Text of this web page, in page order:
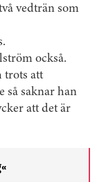
vedträn som
också.
trots att
så saknar han
att det är